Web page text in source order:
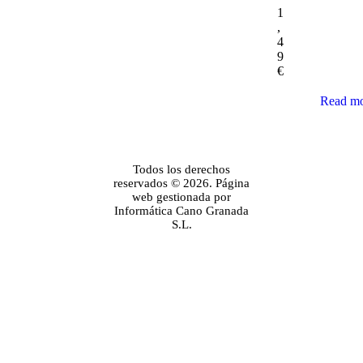
1
,
4
9
€
Read
Todos los derechos
reservados © 2026. Página
web gestionada por
Informática Cano Granada
S.L.